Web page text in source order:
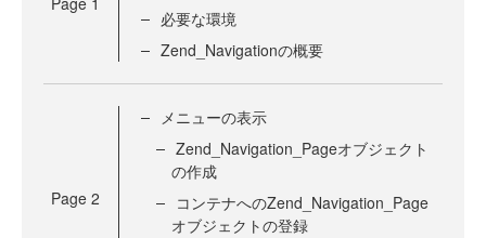
必要な環境
Zend_Navigationの概要
Page 2
メニューの表示
Zend_Navigation_Pageオブジェクト
の作成
コンテナへのZend_Navigation_Page
オブジェクトの登録